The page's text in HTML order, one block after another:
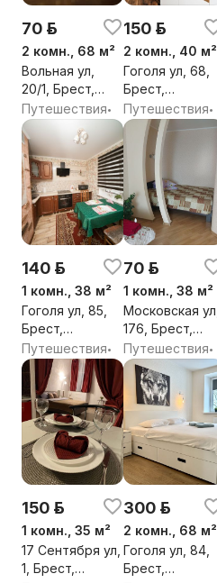
70 р.
2 комн., 68 м²
Вольная ул,
20/1, Брест,
Брестская обл.
Путешествия•
150 р.
2 комн., 40 м²
Гоголя ул, 68,
Брест,
Брестская обл.
Путешествия•
140 р.
1 комн., 38 м²
Гоголя ул, 85,
Брест,
Брестская обл.
Путешествия•
70 р.
1 комн., 38 м²
Московская ул,
176, Брест,
Брестская обл.
Путешествия•
150 р.
1 комн., 35 м²
17 Сентября ул,
1, Брест,
300 р.
2 комн., 68 м²
Гоголя ул, 84,
Брест,